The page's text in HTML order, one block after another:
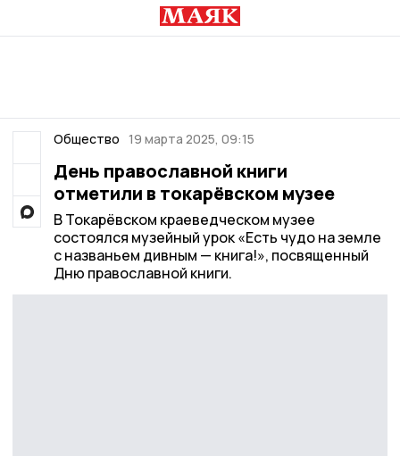
Общество 19 марта 2025, 09:15
День православной книги
отметили в токарёвском музее
В Токарёвском краеведческом музее
состоялся музейный урок «Есть чудо на земле
с названьем дивным — книга!», посвященный
Дню православной книги.